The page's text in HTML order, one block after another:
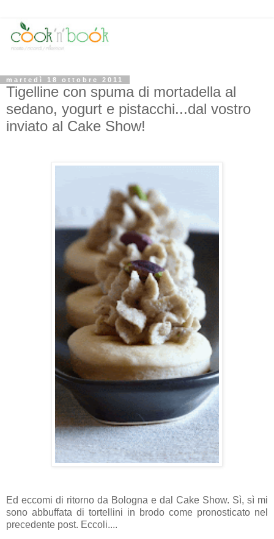
martedì 18 ottobre 2011
Tigelline con spuma di mortadella al
sedano, yogurt e pistacchi...dal vostro
inviato al Cake Show!
Ed eccomi di ritorno da Bologna e dal Cake Show. Sì, sì mi
sono abbuffata di tortellini in brodo come pronosticato nel
precedente post. Eccoli....